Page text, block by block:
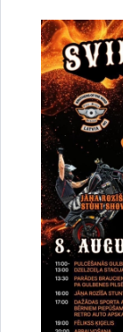
Drukāt lapu
Dalīties